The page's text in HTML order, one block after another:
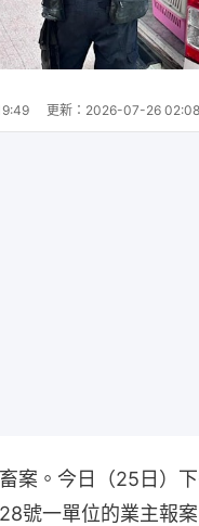
更新： 2026-07-26 02:08
案。今日（25日）
號一單位的業主報